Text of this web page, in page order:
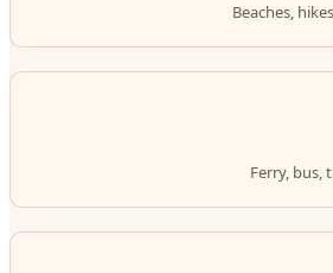
Beaches,
Ferry, bus,